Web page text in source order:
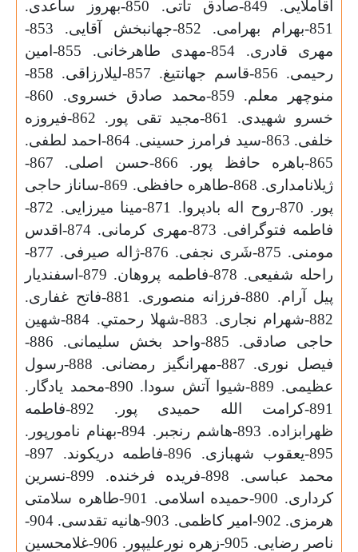
اقاملایی. 849-صادق تاتی. 850-بهروز ساعدی.
851-بهرام بهرامی. 852-جهانبخش آقایی. 853-
مهری قادری. 854-مهدی طاهرخانی. 855-امین
رحیمی. 856-قاسم جهانتیغ. 857-لیلارزاقی. 858-
منوچهر معلم. 859-محمد صادق خسروی. 860-
خسرو شهیدی. 861-مجید تقی پور. 862-فیروزه
خلفی. 863-سید فرامرز حسینی. 864-احمد لطفی.
865-باهره حافظ پور. 866-حسن اصلی. 867-
ژیلانامداری. 868-طاهره حافظی. 869-ساناز حاجی
پور. 870-روح اله بادپروا. 871-مینا میرزایی. 872-
فاطمه فتوگرافی. 873-مهری کرمانی. 874-اقدس
مومنی. 875-شَری نجفی. 876-ژاله صیرفی. 877-
راحله شفیعی. 878-فاطمه پروهان. 879-اسفندیار
پیل آرام. 880-فرزانه منصوری. 881-فاتح غفاری.
882-شهرام نجاری. 883-شهلا رحمتي. 884-شهین
حاجی صادقی. 885-واحد بخش سلیمانی. 886-
فیصل نوری. 887-مهرانگیز رمضانی. 888-رسول
عظیمی. 889-شیوا آتش سودا. 890-محمد یادگار.
891-کرامت الله حمیدی پور. 892-فاطمه
ظهرابزاده. 893-هاشم رنجبر. 894-بهنام نامورپور.
895-یعقوب شهبازی. 896-فاطمه دریکوند. 897-
محمد عباسی. 898-فریده فرخنده. 899-نسرین
کرداری. 900-حمیده اسلامی. 901-طاهره سلامتی
هرمزی. 902-امیر کاظمی. 903-هانیه تقدسی. 904-
ناصر رضایی. 905-زهره نورعلیپور. 906-غلامحسین